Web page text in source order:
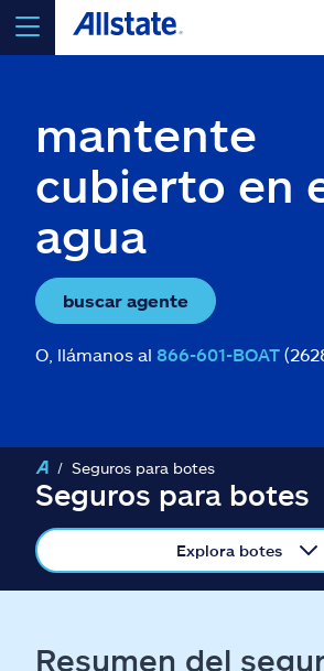
ir
Reclamos
Asistencia y apoyo
mantente
cubierto en
agua
buscar agente
O, llámanos al 866-601-BOAT
Seguros para botes
Seguros para botes
Explora botes
Resumen del